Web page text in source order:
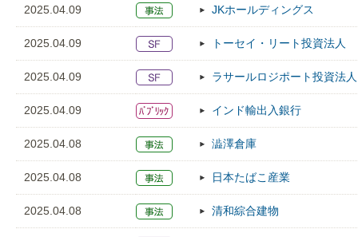
2025.04.09 JKホールディングス
2025.04.09 トーセイ・リート投資法人
2025.04.09 ラサールロジポート投資法人
2025.04.09 インド輸出入銀行
2025.04.08 澁澤倉庫
2025.04.08 日本たばこ産業
2025.04.08 清和綜合建物